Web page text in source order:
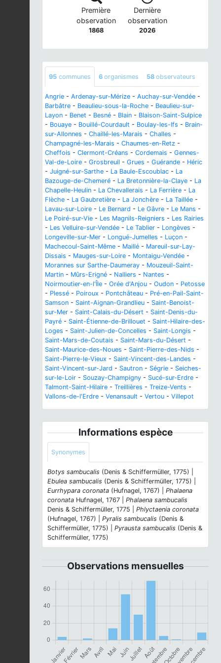
Première
observation
1868
Dernière
observation
2026
95 communes 6 organismes 58 observateurs
Angrie - Ardenay-sur-Mérize - Auchay-sur-Vendée -
Barbâtre - Beaulieu-sous-la-Roche - Beaulieu-sur-
Layon - Benet - Besné - Blain - Blaison-Saint-Sulpice
- Bouaye - Bouillé-Courdault - Boulay-les-Ifs - Brain-
sur-Allonnes - Chaillé-les-Marais - Challes -
Champagné-les-Marais - Chaumes-en-Retz -
Cheffois - Clermont-Créans - Cordemais - Gennes-
Val-de-Loire - Grosbreuil - Grues - Guérande - Héric
- Juigné-sur-Sarthe - La Baule-Escoublac - La
Bazouge-de-Chemeré - La Bretonnière-la-Claye - La
Chapelle-Heulin - La Chevallerais - La Ferrière - La
Flèche - La Gaubretière - La Jonchère - La Taillée -
Lavau-sur-Loire - Le Bernard - Le Gâvre - Le Mans -
Le Poiré-sur-Vie - Les Magnils-Reigniers - Les Rairies
- Les Velluire-sur-Vendée - Le Tablier - Longèves -
Longeville-sur-Mer - Longué-Jumelles - Luçon -
Machecoul-Saint-Même - Maillé - Mareuil-sur-Lay-
Dissais - Mauges-sur-Loire - Montaigu-Vendée -
Morannes sur Sarthe-Daumeray - Mouzeuil-Saint-
Martin - Mûrs-Erigné - Nalliers - Nantes -
Noirmoutier-en-l'Île - Orée d'Anjou - Oudon - Petosse
- Plessé - Poiroux - Pontchâteau - Pré-en-Pail-Saint-
Samson - Saint-Aignan-Grandlieu - Saint-Benoist-
sur-Mer - Saint-Calais-du-Désert - Saint-Denis-du-
Payré - Saint-Étienne-de-Brillouet - Saint-Hilaire-des-
Loges - Saint-Julien-de-Concelles - Saint-Longis -
Saint-Mars-de-Coutais - Saint-Mars-du-Désert -
Saint-Maurice-des-Noues - Saint-Pierre-des-Nids -
Saint-Pierre-le-Vieux - Saint-Vincent-des-Landes -
Saint-Vincent-sur-Jard - Sautron - Ségrie - Seiches-
sur-le-Loir - Souzay-Champigny - Sucé-sur-Erdre -
Talmont-Saint-Hilaire - Treillières - Treize-Vents -
Vallons-de-l'Erdre - Venansault - Vertou - Villepot
Informations espèce
Synonymes
Botys sambucalis (Denis & Schiffermüller, 1775) |
Ebulea sambucalis (Denis & Schiffermüller, 1775) |
Eurrhypara coronata (Hufnagel, 1767) | Phalaena
coronata Hufnagel, 1767 | Phalaena sambucalis
Denis & Schiffermüller, 1775 | Phlyctaenia coronata
(Hufnagel, 1767) | Pyralis sambucalis (Denis &
Schiffermüller, 1775) | Pyrausta sambucalis (Denis &
Schiffermüller, 1775)
Observations mensuelles